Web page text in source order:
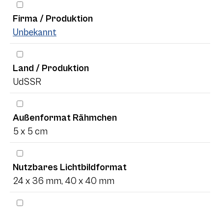
Firma / Produktion
Unbekannt
Land / Produktion
UdSSR
Außenformat Rähmchen
5 x 5 cm
Nutzbares Lichtbildformat
24 x 36 mm, 40 x 40 mm